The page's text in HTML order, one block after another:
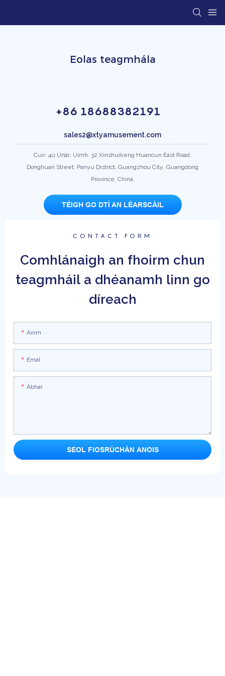
Eolas teagmhála
+86 18688382191
sales2@xtyamusement.com
Cuir: 4ú Urlár, Uimh. 32 Xinshuikeng Huancun East Road,
Donghuan Street, Panyu District, Guangzhou City, Guangdong
Province, China,
TÉIGH GO DTÍ AN LÉARSCÁIL
CONTACT FORM
Comhlánaigh an fhoirm chun
teagmháil a dhéanamh linn go
díreach
Ainm
Emal
Ábhar
SEOL FIOSRÚCHÁN ANOIS